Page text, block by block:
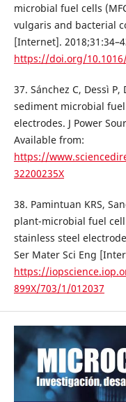
microbial fuel cells
vulgaris and bacterial
[Internet].
https://doi.org/
37. Sánchez C, Dessì
sediment microbial
electrodes. J Power
Available from:
https://
32200235X
38. Pamintuan KRS,
plant-microbial fuel
stainless steel
Ser Mater Sci Eng
https://
899X/703/1/012037